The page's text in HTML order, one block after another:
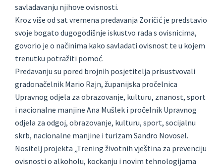
savladavanju njihove ovisnosti.
Kroz više od sat vremena predavanja Zoričić je predstavio
svoje bogato dugogodišnje iskustvo rada s ovisnicima,
govorio je o načinima kako savladati ovisnost te u kojem
trenutku potražiti pomoć.
Predavanju su pored brojnih posjetitelja prisustvovali
gradonačelnik Mario Rajn, županijska pročelnica
Upravnog odjela za obrazovanje, kulturu, znanost, sport
i nacionalne manjine Ana Mušlek i pročelnik Upravnog
odjela za odgoj, obrazovanje, kulturu, sport, socijalnu
skrb, nacionalne manjine i turizam Sandro Novosel.
Nositelj projekta „Trening životnih vještina za prevenciju
ovisnosti o alkoholu, kockanju i novim tehnologijama